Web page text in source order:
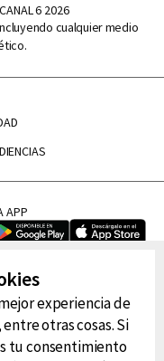
6 2026
cualquier medio
APP
experiencia de
otras cosas. Si
tu consentimiento